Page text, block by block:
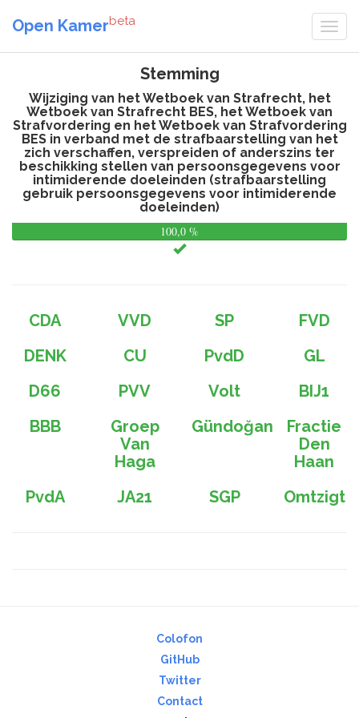
Open Kamerbeta
Stemming
Wijziging van het Wetboek van Strafrecht, het
Wetboek van Strafrecht BES, het Wetboek van
Strafvordering en het Wetboek van Strafvordering
BES in verband met de strafbaarstelling van het
zich verschaffen, verspreiden of anderszins ter
beschikking stellen van persoonsgegevens voor
intimiderende doeleinden (strafbaarstelling
gebruik persoonsgegevens voor intimiderende
doeleinden)
100,0 %
CDA VVD SP
FVD
DENK
CU PvdD
GL
D66
PVV Volt
BIJ1
BBB
Groep
Van
Haga
Gündoğan
Fractie
Den
Haan
PvdA
JA21 SGP Omtzigt
Colofon
GitHub
Twitter
Contact